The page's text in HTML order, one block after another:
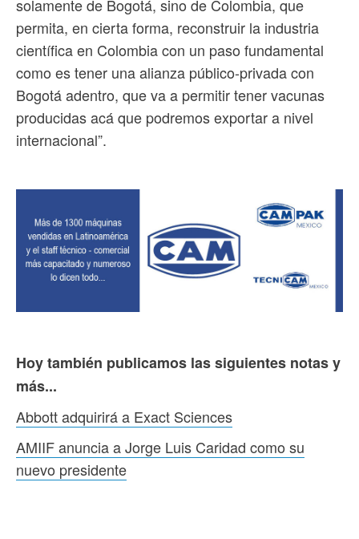
solamente de Bogotá, sino de Colombia, que
permita, en cierta forma, reconstruir la industria
científica en Colombia con un paso fundamental
como es tener una alianza público-privada con
Bogotá adentro, que va a permitir tener vacunas
producidas acá que podremos exportar a nivel
internacional”.
Hoy también publicamos las siguientes notas y
más...
Abbott adquirirá a Exact Sciences
AMIIF anuncia a Jorge Luis Caridad como su
nuevo presidente